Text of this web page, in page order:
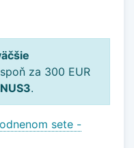
za 300 EUR
.
sete -